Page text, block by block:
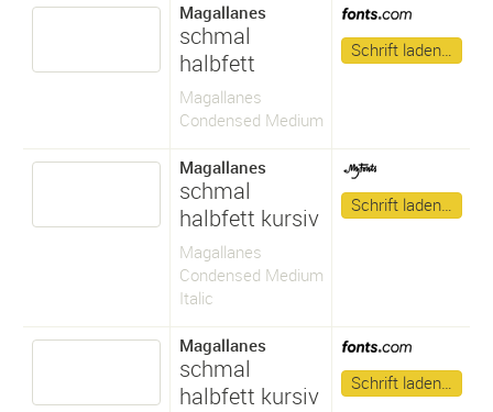
Magallanes
schmal
halbfett
Magallanes
Condensed Medium
Schrift laden…
Magallanes
schmal
halbfett kursiv
Magallanes
Condensed Medium
Italic
Schrift laden…
Magallanes
schmal
halbfett kursiv
Schrift laden…